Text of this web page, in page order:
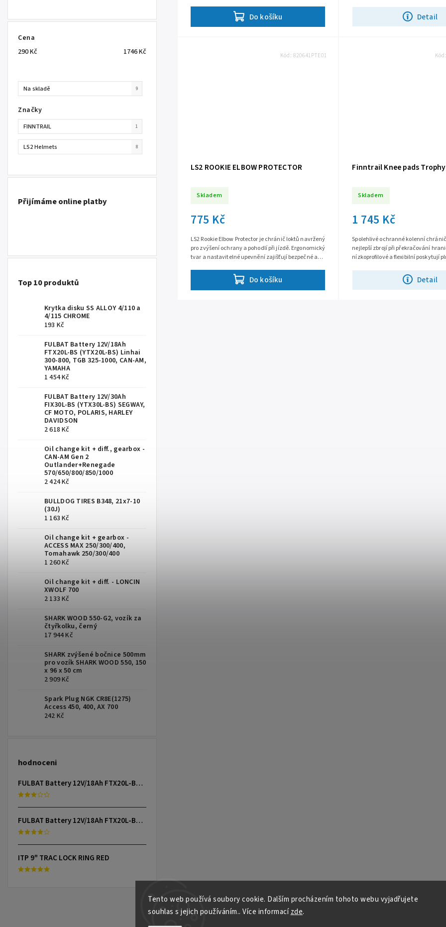
Tento web používá soubory cookie. Dalším procházením tohoto webu vyjadřujete
souhlas s jejich používáním.. Více informacízde.
Cena
290Kč 1746Kč
Na skladě 9
Značky
FINNTRAIL 1
LS2 Helmets 8
Přijímáme online platby
Top 10 produktů
Krytka disku SS ALLOY 4/110 a
4/115 CHROME
193 Kč
FULBAT Battery 12V/18Ah
FTX20L-BS (YTX20L-BS) Linhai
300-800, TGB 325-1000, CAN-AM,
YAMAHA
1 454 Kč
FULBAT Battery 12V/30Ah
FIX30L-BS (YTX30L-BS) SEGWAY,
CF MOTO, POLARIS, HARLEY
DAVIDSON
2 618 Kč
Oil change kit + diff., gearbox -
CAN-AM Gen 2
Outlander+Renegade
570/650/800/850/1000
2 424 Kč
BULLDOG TIRES B348, 21x7-10
(30J)
1 163 Kč
Oil change kit + gearbox -
ACCESS MAX 250/300/400,
Tomahawk 250/300/400
1 260 Kč
Oil change kit + diff. - LONCIN
XWOLF 700
2 133 Kč
SHARK WOOD 550-G2, vozík za
čtyřkolku, černý
17 944 Kč
SHARK zvýšené bočnice 500mm
pro vozík SHARK WOOD 550, 150
x 96 x 50 cm
2 909 Kč
Spark Plug NGK CR8E(1275)
Access 450, 400, AX 700
242 Kč
hodnoceni
FULBAT Battery 12V/18Ah FTX20L-BS (YTX20L-BS) Linhai 300-800, TGB 325-1000, CAN-AM, YAMAHA
FULBAT Battery 12V/18Ah FTX20L-BS (YTX20L-BS) Linhai 300-800, TGB 325-1000, CAN-AM, YAMAHA
ITP 9" TRAC LOCK RING RED
Do košíku Detail
LS2 ROOKIE ELBOW PROTECTOR
Skladem
775 Kč
Do košíku
LS2 Rookie Elbow Protector je chránič loktů navržený
pro zvýšení ochrany a pohodlí při jízdě. Ergonomický
tvar a nastavitelné upevnění zajišťují bezpečné a
Kód:820641PTE01
Finntrail Knee pads
Skladem
1 745 Kč
Detail
Spolehlivé ochranné kolenní
nejlepší zbrojí při překračování
nízkoprofilové a flexibilní poskytují
Kód: